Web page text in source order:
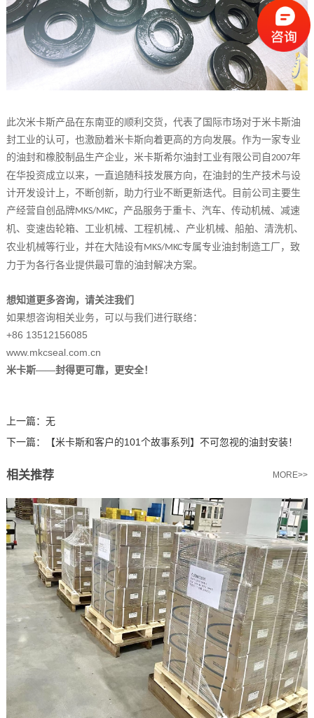
此次米卡斯产品在东南亚的顺利交货，代表了国际市场对于米卡斯油
封工业的认可，也激励着米卡斯向着更高的方向发展。作为一家专业
的油封和橡胶制品生产企业，米卡斯希尔油封工业有限公司自2007年
在华投资成立以来，一直追随科技发展方向，在油封的生产技术与设
计开发设计上，不断创新，助力行业不断更新迭代。目前公司主要生
产经营自创品牌MKS/MKC，产品服务于重卡、汽车、传动机械、减速
机、变速齿轮箱、工业机械、工程机械,、产业机械、船舶、清洗机、
农业机械等行业，并在大陆设有MKS/MKC专属专业油封制造工厂，致
力于为各行各业提供最可靠的油封解决方案。
想知道更多咨询，请关注我们
如果想咨询相关业务，可以与我们进行联络：
+86 13512156085
www.mkcseal.com.cn
米卡斯——封得更可靠，更安全！
上一篇： 无
下一篇：
【米卡斯和客户的101个故事系列】不可忽视的油封安装！
相关推荐 MORE>>